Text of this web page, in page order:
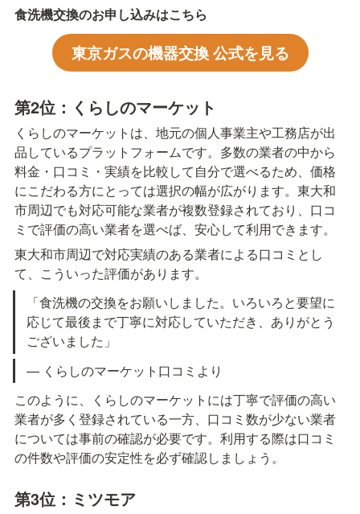
食洗機交換のお申し込みはこちら
東京ガスの機器交換 公式を見る
第2位：くらしのマーケット
くらしのマーケットは、地元の個人事業主や工務店が出
品しているプラットフォームです。多数の業者の中から
料金・口コミ・実績を比較して自分で選べるため、価格
にこだわる方にとっては選択の幅が広がります。東大和
市周辺でも対応可能な業者が複数登録されており、口コ
ミで評価の高い業者を選べば、安心して利用できます。
東大和市周辺で対応実績のある業者による口コミとし
て、こういった評価があります。
「食洗機の交換をお願いしました。いろいろと要望に
応じて最後まで丁寧に対応していただき、ありがとう
ございました」
— くらしのマーケット口コミより
このように、くらしのマーケットには丁寧で評価の高い
業者が多く登録されている一方、口コミ数が少ない業者
については事前の確認が必要です。利用する際は口コミ
の件数や評価の安定性を必ず確認しましょう。
第3位：ミツモア